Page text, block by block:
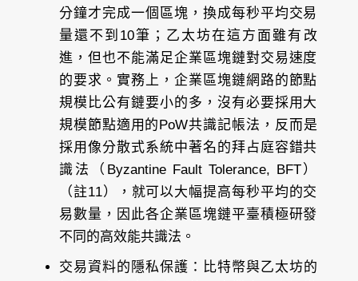
分鐘才完成一個區塊，換成每秒平均交易
量還不到10筆；乙太坊在這方面雖有改
進，但也不能滿足企業區塊鏈對交易速度
的要求。實務上，企業區塊鏈網路的節點
規模比公有鏈要小的多，沒有必要採用大
規模節點適用的PoW共識記帳法，反而是
採用像分散式系統中著名的拜占庭容錯共
識法（Byzantine Fault Tolerance, BFT）
（註11），就可以大幅提高每秒平均的交
易數量，因此各企業區塊鏈平臺積極研發
不同的高效能共識法。
交易資料的隱私保護： 比特幣與乙太坊的